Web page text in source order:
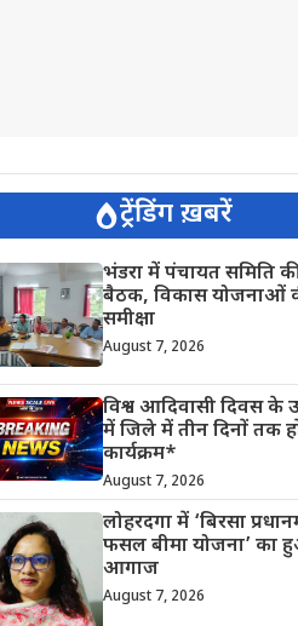
ट्रेंडिंग ख़बरें
भंडरा में पंचायत समिति
बैठक, विकास योजनाओं
समीक्षा
August 7, 2026
विश्व आदिवासी दिवस के
में जिले में तीन दिनों तक
कार्यक्रम*
August 7, 2026
लोहरदगा में ‘बिरसा
फसल बीमा योजना’ का
आगाज
August 7, 2026